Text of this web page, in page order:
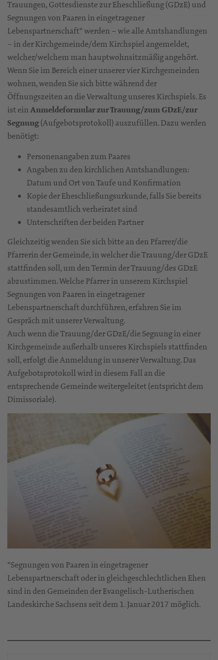
Trauungen, Gottesdienste zur Eheschließung (GDzE) und
Segnungen von Paaren in eingetragener
Lebenspartnerschaft* werden – wie alle Amtshandlungen
– in der Kirchgemeinde/dem Kirchspiel angemeldet,
welcher/welchem man hauptwohnsitzmäßig angehört.
Wenn Sie im Bereich einer unserer vier Kirchgemeinden
wohnen, wenden Sie sich bitte während der
Öffnungszeiten an die Verwaltung unseres Kirchspiels. Es
ist einAnmeldeformular zur Trauung/zum GDzE/zur
Segnung(Aufgebotsprotokoll) auszufüllen. Dazu werden
benötigt:
Personenangaben zum Paares
Angaben zu den kirchlichen Amtshandlungen:
Datum und Ort von Taufe und Konfirmation
Kopie der Eheschließungsurkunde, falls Sie bereits
standesamtlich verheiratet sind
Unterschriften der beiden Partner
Gleichzeitig wenden Sie sich bitte an den Pfarrer/die
Pfarrerin der Gemeinde, in welcher die Trauung/der GDzE
stattfinden soll, um den Termin der Trauung/des GDzE
abzustimmen. Welche Pfarrer in unserem Kirchspiel
Segnungen von Paaren in eingetragener
Lebenspartnerschaft durchführen, erfahren Sie im
Gespräch mit unserer Verwaltung.
Auch wenn die Trauung/der GDzE/die Segnung in einer
Kirchgemeinde außerhalb unseres Kirchspiels stattfinden
soll, erfolgt die Anmeldung in unserer Verwaltung. Das
Aufgebotsprotokoll wird in diesem Fall an die
entsprechende Gemeinde weitergeleitet (entspricht dem
Dimissoriale).
*Segnungen von Paaren in eingetragener
Lebenspartnerschaft oder in gleichgeschlechtlichen Ehen
sind in den Gemeinden der Evangelisch-Lutherischen
Landeskirche Sachsens seit dem 1. Januar 2017 möglich.